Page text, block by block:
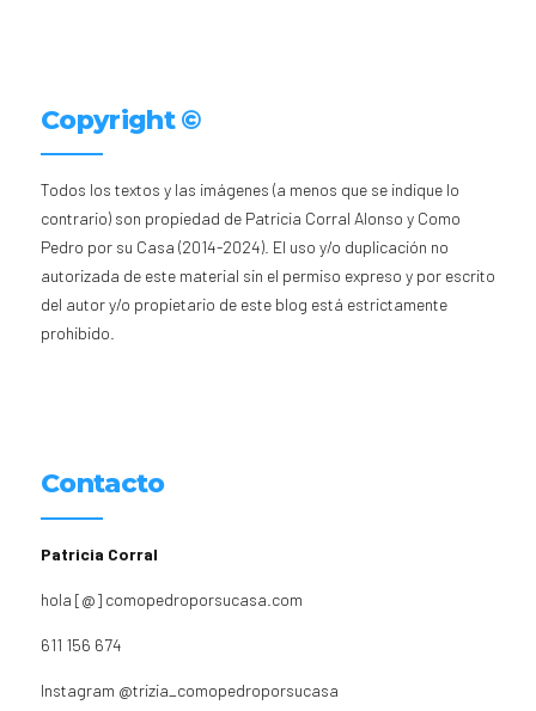
Copyright ©
Todos los textos y las imágenes (a menos que se indique lo
contrario) son propiedad de Patricia Corral Alonso y Como
Pedro por su Casa (2014-2024). El uso y/o duplicación no
autorizada de este material sin el permiso expreso y por escrito
del autor y/o propietario de este blog está estrictamente
prohibido.
Contacto
Patricia Corral
hola [@] comopedroporsucasa.com
611 156 674
Instagram @trizia_comopedroporsucasa